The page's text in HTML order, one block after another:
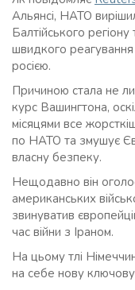
Альянсі, НАТО
Балтійського
швидкого реагування
росією.
Причиною стала не
курс Вашингтона,
місяцями все
по НАТО та змушує
власну безпеку.
Нещодавно він
американських
звинуватив
час війни з Іраном.
На цьому тлі
на себе нову ключову